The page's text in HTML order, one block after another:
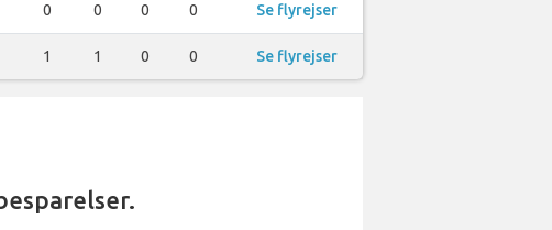
0 0 0 0 Se flyrejser
1 1 0 0 Se flyrejser